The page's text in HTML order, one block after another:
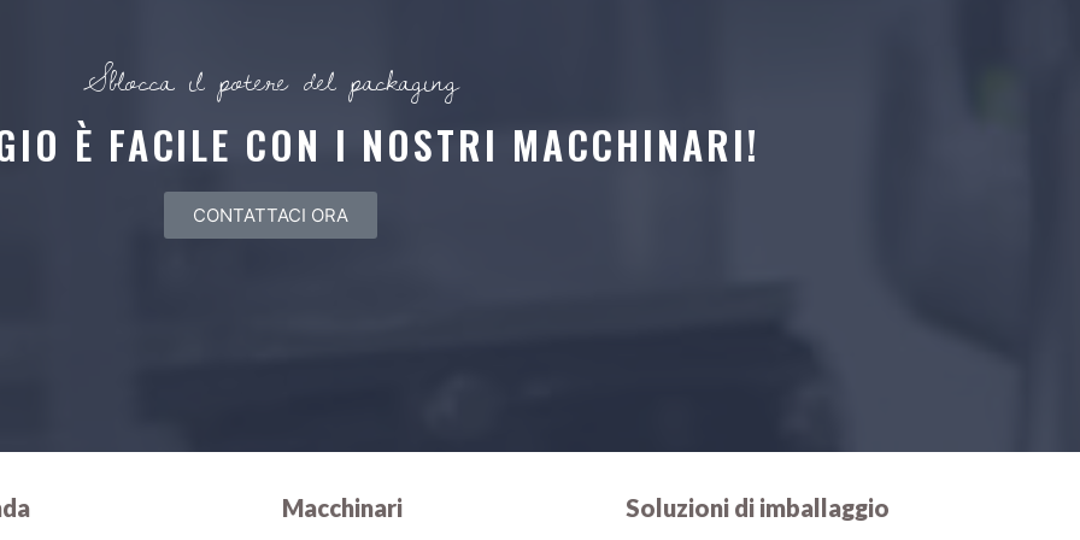
Sblocca il potere del packaging
È FACILE CON I NOSTRI MACCHINARI!
CONTATTACI ORA
Macchinari Soluzioni di imballaggio